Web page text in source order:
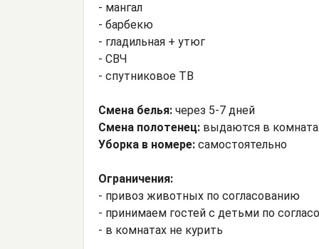
- мангал
- барбекю
- гладильная + утюг
- СВЧ
- спутниковое ТВ
Смена белья: через 5-7 дней
Смена полотенец: выдаются в
Уборка в номере: самостоятельно
Ограничения:
- привоз животных по согласованию
- принимаем гостей с детьми по
- в комнатах не курить